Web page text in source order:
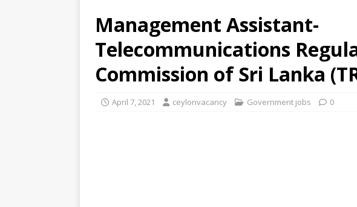
Management Assistant-
Telecommunications
Commission of Sri Lanka
April 7, 2021 ceylonvacancy Government jobs 0